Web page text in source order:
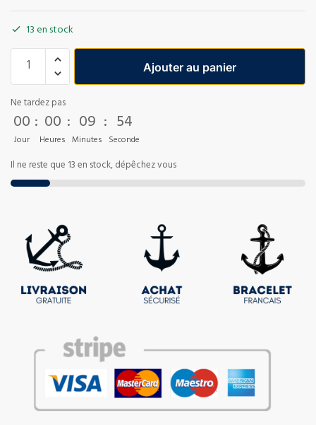
13 en stock
Ajouter au panier
Ne tardez pas
00
Jour
: 00
Heures
: 09
Minutes
: 53
Seconde
Il ne reste que 13 en stock, dépêchez vous